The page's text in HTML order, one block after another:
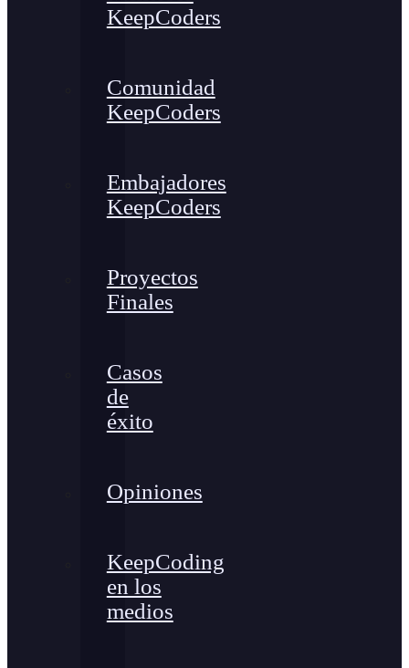
KeepCoders
Comunidad
KeepCoders
Embajadores
KeepCoders
Proyectos
Finales
Casos
de
éxito
Opiniones
KeepCoding
en los
medios